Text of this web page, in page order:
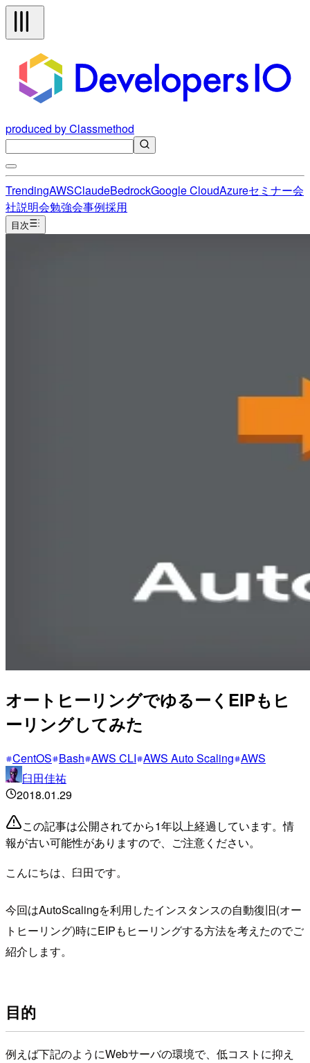
produced by Classmethod
TrendingAWSClaudeBedrockGoogle CloudAzureセミナー会
社説明会勉強会事例採用
目次
オートヒーリングでゆるーくEIPもヒ
ーリングしてみた
CentOS Bash AWS CLI AWS Auto Scaling AWS
臼田佳祐
2018.01.29
この記事は公開されてから1年以上経過しています。情
報が古い可能性がありますので、ご注意ください。
こんにちは、臼田です。
今回はAutoScalingを利用したインスタンスの自動復旧(オー
トヒーリング)時にEIPもヒーリングする方法を考えたのでご
紹介します。
目的
例えば下記のようにWebサーバの環境で、低コストに抑え